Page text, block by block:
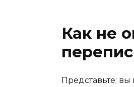
Как не
Представьте: